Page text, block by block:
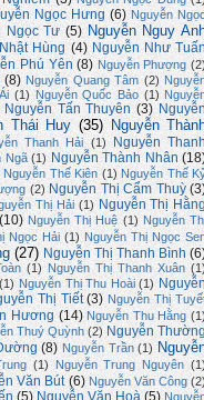
Ngọc Hưng (6) Nguyễn
Ngọc Tư (5) Nguyễn Nguy
Hùng (4) Nguyễn Như
Phú Yên (8) Nguyễn Phượng
(8) Nguyễn Quang Tâm (2)
(1) Nguyễn Quốc Bảo (1)
Nguyễn Tấn Thuyên (3)
Thái Huy (35)
Nguyễn
Thanh Hải (1)
Nguyễn
Ngã (1) Nguyễn Thành Nhân
Nguyễn Thế Kiên (1) Nguyễn Thế
(2) Nguyễn Thị Cẩm Thuỳ
Thị Hải (1) Nguyễn Thị
(10) Nguyễn Thị Huệ (1) Nguyễn
Ngọc Hải (1) Nguyễn Thị Ngọc
(27) Nguyễn Thị Thanh Bình
(1) Nguyễn Thị Thanh Xuân
(1) Nguyễn Thị Thu Hoài (1)
Thị Tiết (3) Nguyễn Thị
Hương (14) Nguyễn Thu Hằng
Thuý Quỳnh (2) Nguyễn
(8) Nguyễn Trần (1)
(1) Nguyễn Trung Nguyên
Văn Bút (6) Nguyễn Văn Công